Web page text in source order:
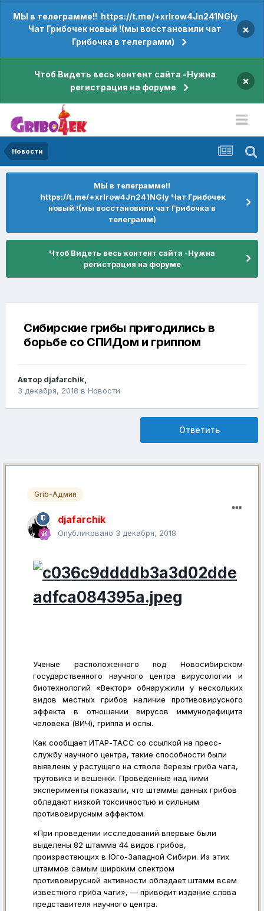
МЫ в телеграмме!! https://t.me/+xrIrow4Jn241NGIy
Чат Грибочек новый !(мы восстановили чат
Грибочка в телеграмм)
×
Чтоб Видеть весь контент сайта -Нужна
регистрация на форуме
×
Новости
МЫ в телеграмме!!
https://t.me/+xrIrow4Jn241NGIy Чат Грибочек
новый !(мы восстановили чат Грибочка в
телеграмм)
Чтоб Видеть весь контент сайта -Нужна
регистрация на форуме
Сибирские грибы пригодились в
борьбе со СПИДом и гриппом
Автор djafarchik,
3 декабря, 2018 в Новости
Ответить
Grib-Админ
djafarchik
Опубликовано 3 декабря, 2018
Ученые расположенного под Новосибирском
государственного научного центра вирусологии и
биотехнологий «Вектор» обнаружили у нескольких
видов местных грибов наличие противовирусного
эффекта в отношении вирусов иммунодефицита
человека (ВИЧ), гриппа и оспы.
Как сообщает ИТАР-ТАСС со ссылкой на пресс-
службу научного центра, такие способности были
выявлены у растущего на стволе березы гриба чага,
трутовика и вешенки. Проведенные над ними
эксперименты показали, что штаммы данных грибов
обладают низкой токсичностью и сильным
противовирусным эффектом.
«При проведении исследований впервые были
выделены 82 штамма 44 видов грибов,
произрастающих в Юго-Западной Сибири. Из этих
штаммов самым широким спектром
противовирусной активности обладает штамм всем
известного гриба чаги», — приводит издание слова
представителя научного центра.